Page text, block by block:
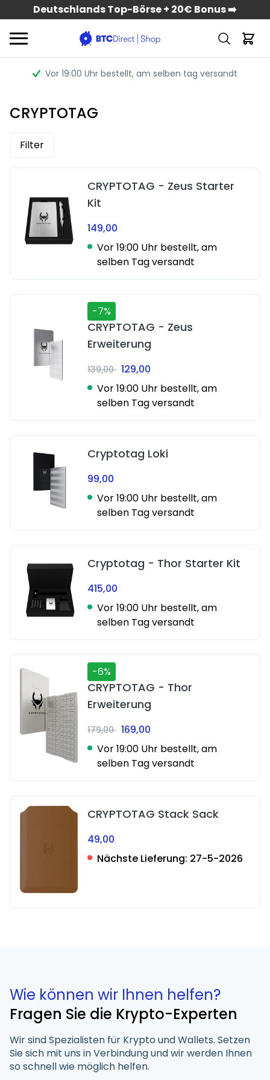
Deutschlands Top-Börse + 20€ Bonus ➡️
Vor 19:00 Uhr bestellt, am selben tag versandt
CRYPTOTAG
Filter
CRYPTOTAG - Zeus Starter
Kit
149,00
Vor 19:00 Uhr bestellt, am
selben Tag versandt
-7%
CRYPTOTAG - Zeus
Erweiterung
139,00 129,00
Vor 19:00 Uhr bestellt, am
selben Tag versandt
Cryptotag Loki
99,00
Vor 19:00 Uhr bestellt, am
selben Tag versandt
Cryptotag - Thor Starter Kit
415,00
Vor 19:00 Uhr bestellt, am
selben Tag versandt
-6%
CRYPTOTAG - Thor
Erweiterung
179,00 169,00
Vor 19:00 Uhr bestellt, am
selben Tag versandt
CRYPTOTAG Stack Sack
49,00
Nächste Lieferung: 27-5-2026
Wie können wir Ihnen helfen?
Fragen Sie die Krypto-Experten
Wir sind Spezialisten für Krypto und Wallets. Setzen
Sie sich mit uns in Verbindung und wir werden Ihnen
so schnell wie möglich helfen.